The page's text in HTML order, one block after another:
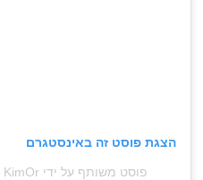
הצגת פוסט זה באינסטגרם
פוסט משותף על ידי ‏‎KimOr – קימאור‎‏ (@‏‎kimorazulay‎‏)